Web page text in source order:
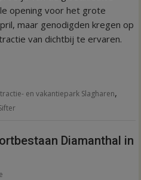
opening voor het grote
maar genodigden kregen op
van dichtbij te ervaren.
en vakantiepark Slagharen,
Diamanthal in